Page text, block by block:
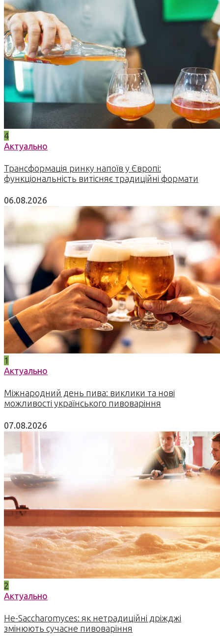
4
Актуально
Трансформація ринку напоїв у Європі:
функціональність витісняє традиційні формати
06.08.2026
1
Актуально
Міжнародний день пива: виклики та нові
можливості українського пивоваріння
07.08.2026
2
Актуально
Не-Saccharomyces: як нетрадиційні дріжджі
змінюють сучасне пивоваріння